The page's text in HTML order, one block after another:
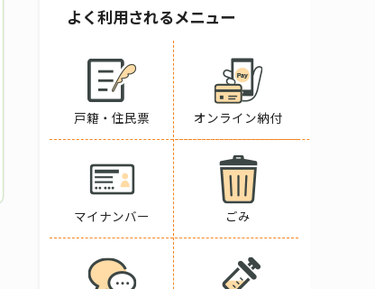
よく利用されるメニュー
戸籍・住民票 オンライン納付
マイナンバー ごみ